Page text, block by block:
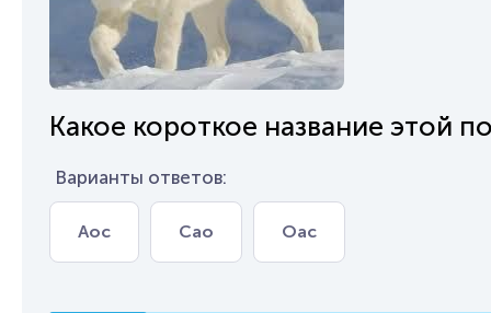
Какое короткое название этой
Варианты ответов:
Аос Сао Оас